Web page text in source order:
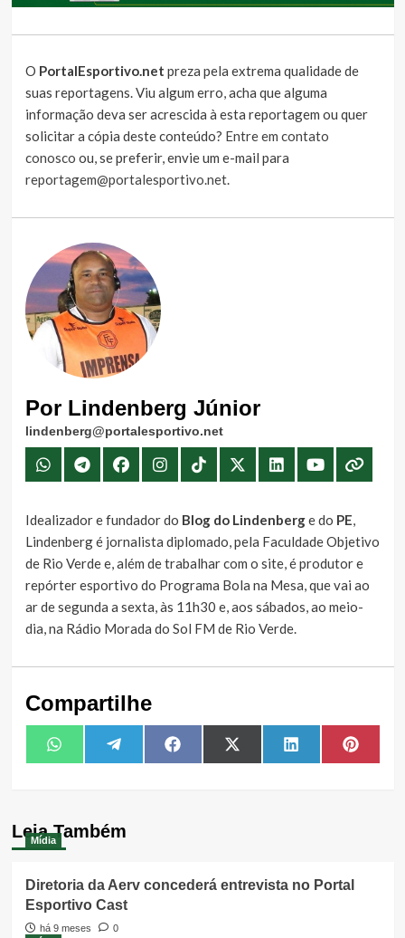
O PortalEsportivo.net preza pela extrema qualidade de
suas reportagens. Viu algum erro, acha que alguma
informação deva ser acrescida à esta reportagem ou quer
solicitar a cópia deste conteúdo? Entre em contato
conosco ou, se preferir, envie um e-mail para
reportagem@portalesportivo.net.
Por Lindenberg Júnior
lindenberg@portalesportivo.net
Idealizador e fundador do Blog do Lindenberge do PE,
Lindenberg é jornalista diplomado, pela Faculdade Objetivo
de Rio Verde e, além de trabalhar com o site, é produtor e
repórter esportivo do Programa Bola na Mesa, que vai ao
ar de segunda a sexta, às 11h30 e, aos sábados, ao meio-
dia, na Rádio Morada do Sol FM de Rio Verde.
Compartilhe
Share
on
WhatsAppShare
on
TelegramShare
on
FacebookShare
on
X
(Twitter)
Share
on
LinkedIn Share
on
Leia Também
Mídia
Diretoria da Aerv concederá entrevista no Portal
Esportivo Cast
há 9 meses
0